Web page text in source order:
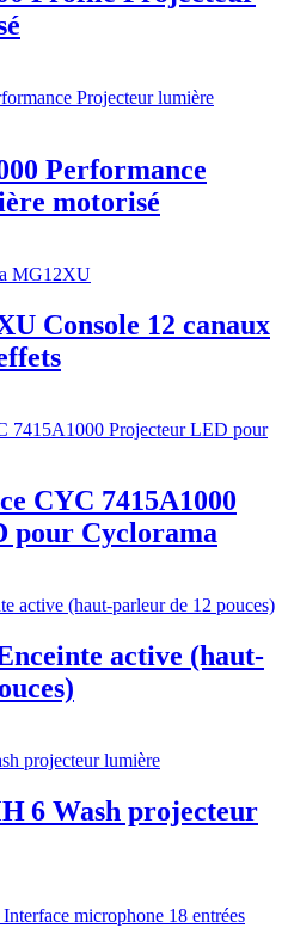
Performance
motorisé
Console 12 canaux
CYC 7415A1000
pour Cyclorama
active (haut-
6 Wash projecteur